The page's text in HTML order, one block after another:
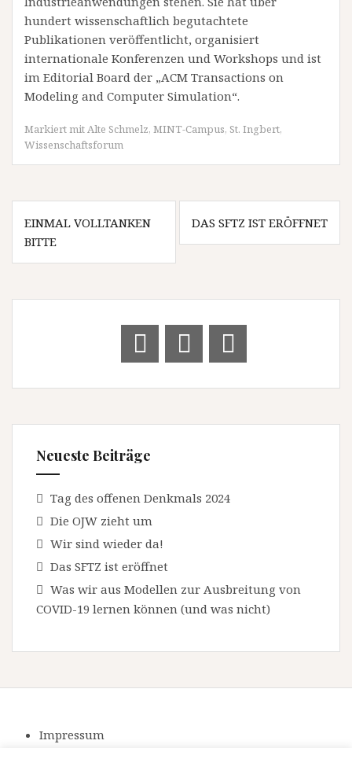
hundert wissenschaftlich begutachtete
Publikationen veröffentlicht, organisiert
internationale Konferenzen und Workshops und ist
im Editorial Board der „ACM Transactions on
Modeling and Computer Simulation“.
Markiert mitAlte Schmelz, MINT-Campus, St. Ingbert,
Wissenschaftsforum
Beitragsnavigation
EINMAL VOLLTANKEN
BITTE
DAS SFTZ IST ERÖFFNET
Neueste Beiträge
Tag des offenen Denkmals 2024
Die OJW zieht um
Wir sind wieder da!
Das SFTZ ist eröffnet
Was wir aus Modellen zur Ausbreitung von
COVID-19 lernen können (und was nicht)
Impressum